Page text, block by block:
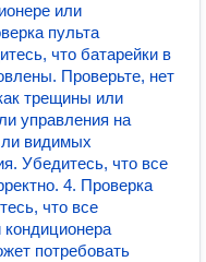
или
пульта
что батарейки в
Проверьте, нет
трещины или
управления на
ли видимых
Убедитесь, что все
4. Проверка
что все
кондиционера
потребовать